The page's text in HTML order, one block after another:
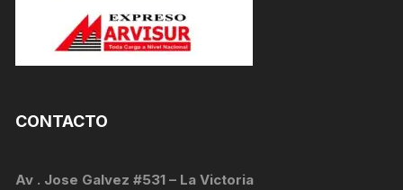
CONTACTO
Av . Jose Galvez #531 – La Victoria